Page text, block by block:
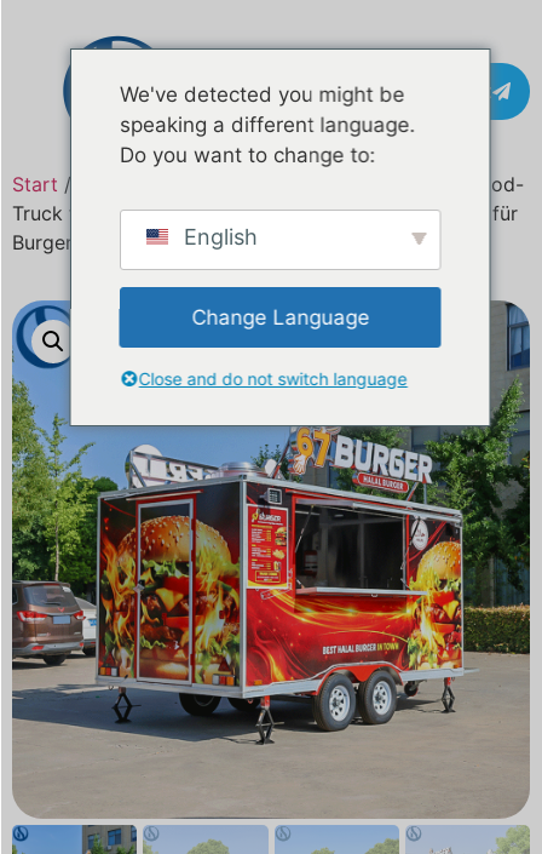
Kontakt
Start /
13,2 Fuß maßgeschneiderter Fast-Food-
Truck für die USA | Voll ausgestattete mobile Küche für
Burger, Pizza und Streetfood
We've detected you might be
speaking a different language.
Do you want to change to:
English
Change Language
Close and do not switch language